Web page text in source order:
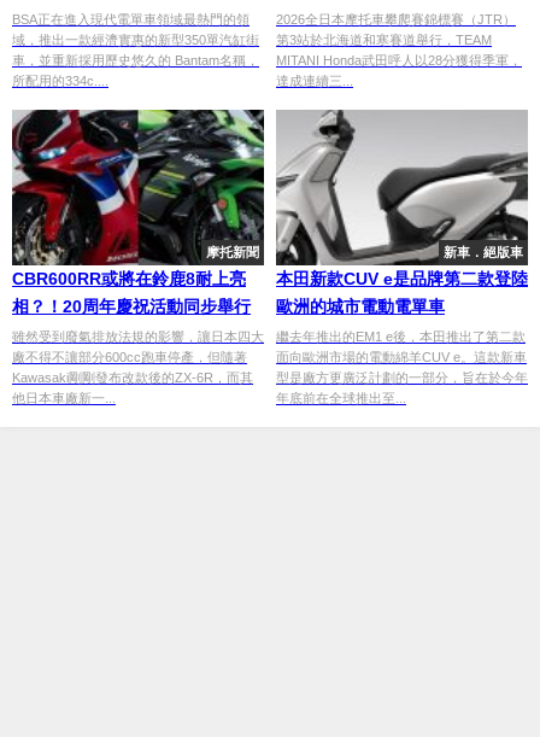
BSA正在進入現代電單車領域最熱門的領
域，推出一款經濟實惠的新型350單汽缸街
車，並重新採用歷史悠久的 Bantam名稱，
所配用的334c....
軍連續三站登台！小川友幸第五
名完賽
2026全日本摩托車攀爬賽錦標賽（JTR）
第3站於北海道和寒賽道舉行，TEAM
MITANI Honda武田呼人以28分獲得季軍，
達成連續三...
摩托新聞
CBR600RR或將在鈴鹿8耐上亮
相？！20周年慶祝活動同步舉行
雖然受到廢氣排放法規的影響，讓日本四大
廠不得不讓部分600cc跑車停產，但隨著
Kawasaki剛剛發布改款後的ZX-6R，而其
他日本車廠新一...
新車．絕版車
本田新款CUV e是品牌第二款登陸
歐洲的城市電動電單車
繼去年推出的EM1 e後，本田推出了第二款
面向歐洲市場的電動綿羊CUV e。這款新車
型是廠方更廣泛計劃的一部分，旨在於今年
年底前在全球推出至...